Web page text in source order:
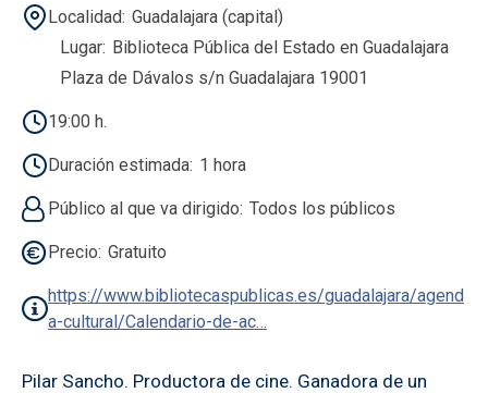
Localidad Guadalajara (capital)
Lugar Biblioteca Pública del Estado en Guadalajara
Plaza de Dávalos s/n Guadalajara 19001
19:00 h.
Duración estimada 1 hora
Público al que va dirigido Todos los públicos
Precio Gratuito
https://www.bibliotecaspublicas.es/guadalajara/agend
a-cultural/Calendario-de-ac…
Pilar Sancho. Productora de cine. Ganadora de un